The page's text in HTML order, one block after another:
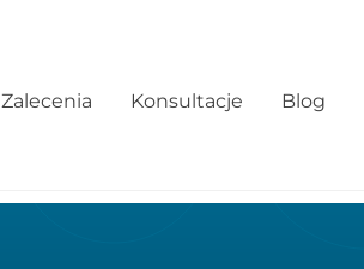
Zalecenia Konsultacje Blog